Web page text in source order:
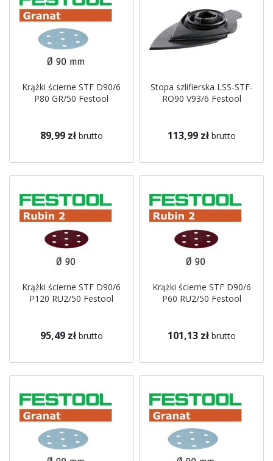
Krążki ścierne STF D90/6
P80 GR/50 Festool
89,99 zł brutto
Stopa szlifierska LSS-STF-
RO90 V93/6 Festool
113,99 zł brutto
Krążki ścierne STF D90/6
P120 RU2/50 Festool
95,49 zł brutto
Krążki ścierne STF D90/6
P60 RU2/50 Festool
101,13 zł brutto